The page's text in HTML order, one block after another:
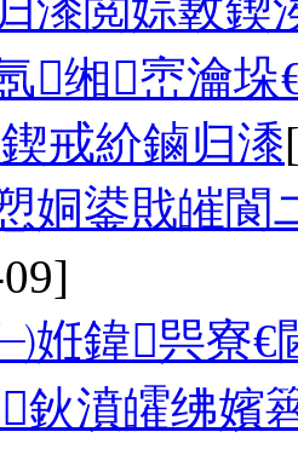
缃崈瀹
戒紒鏀归潻
姛鍙戝皠閬
姙鍏巺寮
鈥濆皬绋嬪